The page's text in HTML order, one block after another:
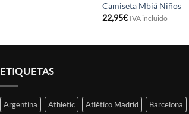
Camiseta Mbiá Niños
22,95€ IVA incluido
ETIQUETAS
Argentina Athletic Atlético Madrid
Barcelona